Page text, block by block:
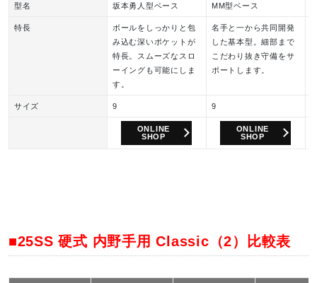
型名 坂本勇人型ベース MM型ベース
特長
ボールをしっかりと包
み込む深いポケットが
特長。スムーズなスロ
ーイングも可能にしま
す。
名手と一から共同開発
した基本型。細部まで
こだわり抜き守備をサ
ポートします。
サイズ 9 9
ONLINE
SHOP
ONLINE
SHOP
■25SS 硬式 内野手用 Classic（2）比較表